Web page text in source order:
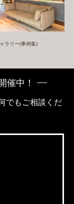
ラリー(事例集)
催中！
でもご相談くだ